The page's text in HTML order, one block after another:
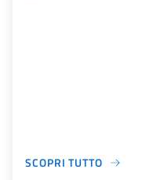
SCOPRI TUTTO